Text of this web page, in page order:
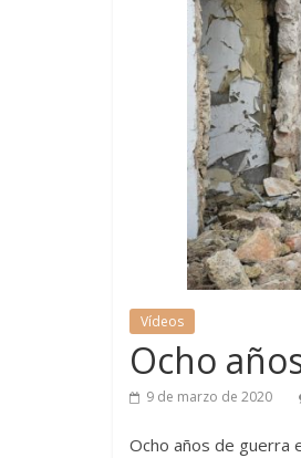
Vídeos
Ocho
9 de marzo de 2020
Ocho años de guerra